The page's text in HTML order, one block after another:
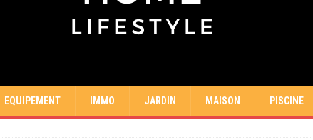
EQUIPEMENT IMMO JARDIN MAISON PISCINE